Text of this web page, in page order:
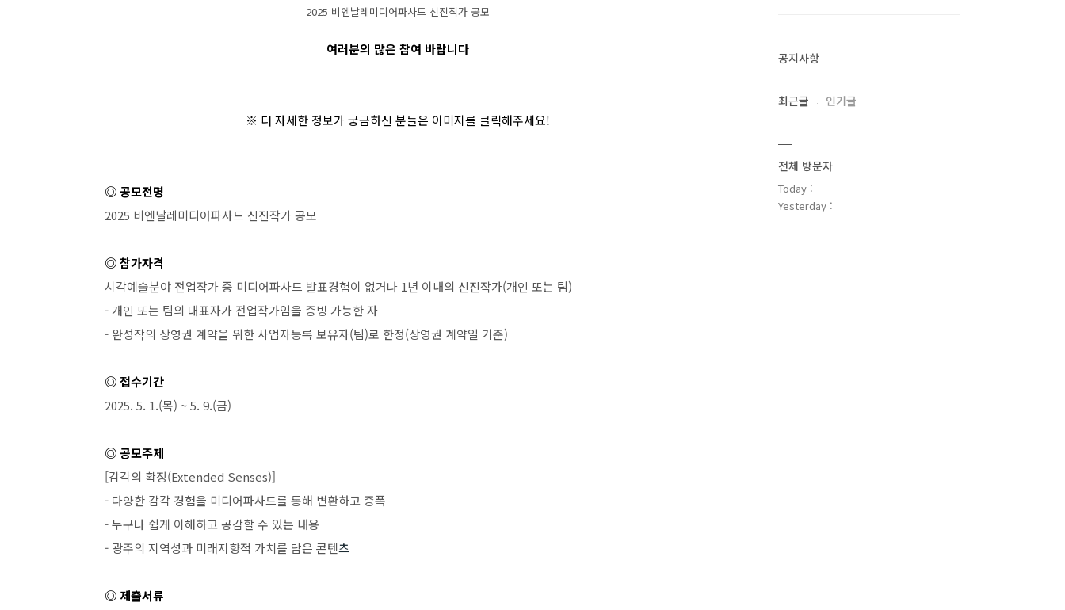
2025 비엔날레미디어파사드 신진작가 공모
여러분의 많은 참여 바랍니다
※ 더 자세한 정보가 궁금하신 분들은 이미지를 클릭해주세요!
◎ 공모전명
2025 비엔날레미디어파사드 신진작가 공모
◎ 참가자격
시각예술분야 전업작가 중 미디어파사드 발표경험이 없거나 1년 이내의 신진작가(개인 또는 팀)
- 개인 또는 팀의 대표자가 전업작가임을 증빙 가능한 자
- 완성작의 상영권 계약을 위한 사업자등록 보유자(팀)로 한정(상영권 계약일 기준)
◎ 접수기간
2025. 5. 1.(목) ~ 5. 9.(금)
◎ 공모주제
[감각의 확장(Extended Senses)]
- 다양한 감각 경험을 미디어파사드를 통해 변환하고 증폭
-누구나 쉽게 이해하고 공감할 수 있는 내용
- 광주의 지역성과 미래지향적 가치를 담은 콘텐츠
◎ 제출서류
공지사항
최근글 인기글
전체 방문자
Today :
Yesterday :